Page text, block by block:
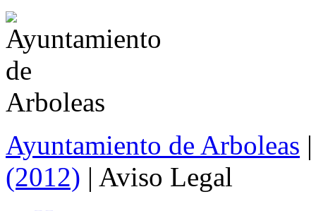
Ayuntamiento de Arboleas
(2012) | Aviso Legal